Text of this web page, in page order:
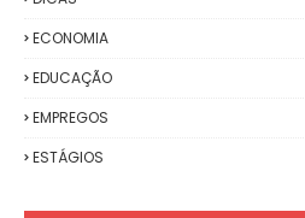
ECONOMIA
EDUCAÇÃO
EMPREGOS
ESTÁGIOS